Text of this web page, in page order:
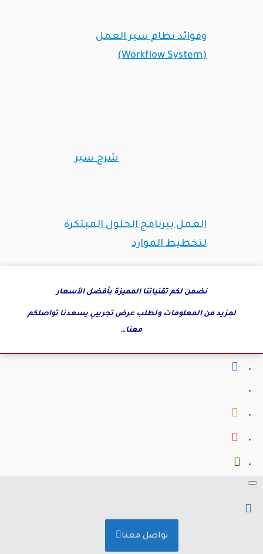
وفوائد نظام سير العمل
(Workflow System)
شرح سير
العمل ببرنامج الحلول المبتكرة
لتخطيط الموارد
نضمن لكم تقنياتنا المميزة بأفضل الأسعار
لمزيد من المعلومات ولطلب عرض تجريبي يسعدنا تواصلكم
معنا…
fa-
تواصل معنا